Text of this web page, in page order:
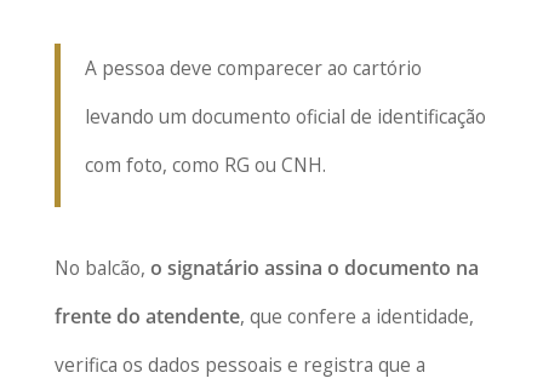
A pessoa deve comparecer ao cartório
levando um documento oficial de identificação
com foto, como RG ou CNH.
No balcão, o signatário assina o documento na
frente do atendente, que confere a identidade,
verifica os dados pessoais e registra que a